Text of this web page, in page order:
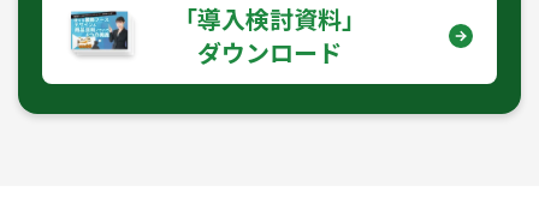
｢導入検討資料｣
ダウンロード